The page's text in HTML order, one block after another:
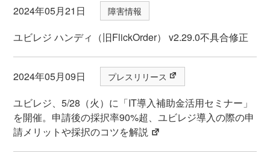
2024年05月21日 障害情報
ユビレジ ハンディ（旧FlickOrder） v2.29.0不具合修正
2024年05月09日 プレスリリース
ユビレジ、5/28（火）に「IT導入補助金活用セミナー」
を開催。申請後の採択率90%超、ユビレジ導入の際の申
請メリットや採択のコツを解説